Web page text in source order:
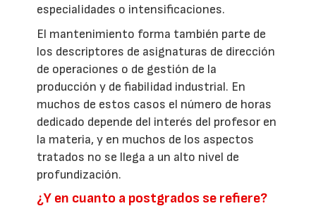
especialidades o intensificaciones.
El mantenimiento forma también parte de
los descriptores de asignaturas de dirección
de operaciones o de gestión de la
producción y de fiabilidad industrial. En
muchos de estos casos el número de horas
dedicado depende del interés del profesor en
la materia, y en muchos de los aspectos
tratados no se llega a un alto nivel de
profundización.
¿Y en cuanto a postgrados se refiere?